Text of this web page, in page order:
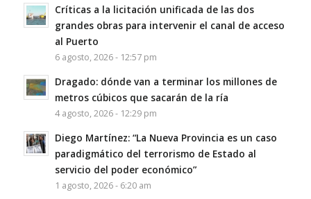
Críticas a la licitación unificada de las dos
grandes obras para intervenir el canal de acceso
al Puerto
6 agosto, 2026 - 12:57 pm
Dragado: dónde van a terminar los millones de
metros cúbicos que sacarán de la ría
4 agosto, 2026 - 12:29 pm
Diego Martínez: “La Nueva Provincia es un caso
paradigmático del terrorismo de Estado al
servicio del poder económico”
1 agosto, 2026 - 6:20 am